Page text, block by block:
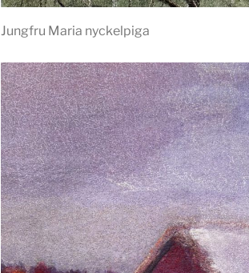
Jungfru Maria nyckelpiga